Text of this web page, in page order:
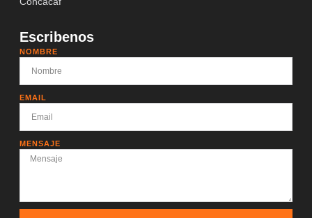
Escribenos
NOMBRE
EMAIL
MENSAJE